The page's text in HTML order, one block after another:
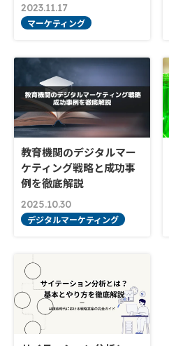
2023.11.17
マーケティング
教育機関のデジタルマー
ケティング戦略と成功事
例を徹底解説
2025.10.30
デジタルマーケティング